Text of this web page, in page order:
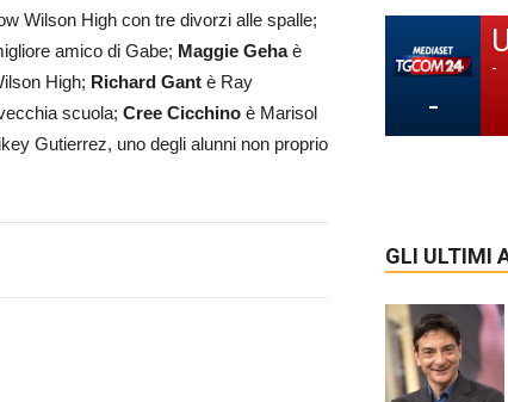
Wilson High con tre divorzi alle spalle;
amico di Gabe; Maggie Gehaè
High; Richard Gant è Ray
scuola; Cree Cicchino è Marisol
Gutierrez, uno degli alunni non proprio
-
-
GLI ULTIMI